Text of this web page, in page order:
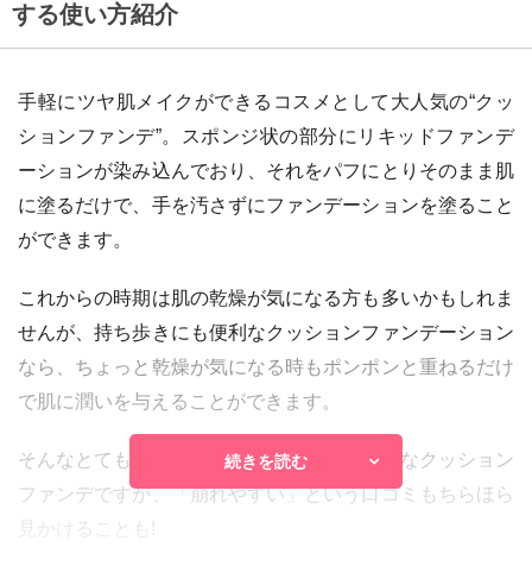
する使い方紹介
手軽にツヤ肌メイクができるコスメとして大人気の“クッ
ションファンデ”。スポンジ状の部分にリキッドファンデ
ーションが染み込んでおり、それをパフにとりそのまま肌
に塗るだけで、手を汚さずにファンデーションを塗ること
ができます。
これからの時期は肌の乾燥が気になる方も多いかもしれま
せんが、持ち歩きにも便利なクッションファンデーション
なら、ちょっと乾燥が気になる時もポンポンと重ねるだけ
で肌に潤いを与えることができます。
そんなとても便利でツヤ肌メイクにぴったりなクッション
ファンデですが、「崩れやすい」という口コミもちらほら
見かけることも!
続きを読む